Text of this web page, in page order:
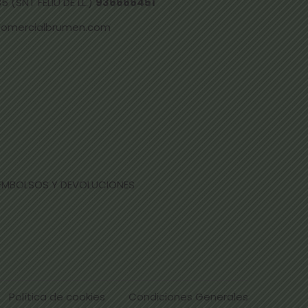
Y DEVOLUCIONES
Política de cookies Condiciones Generales